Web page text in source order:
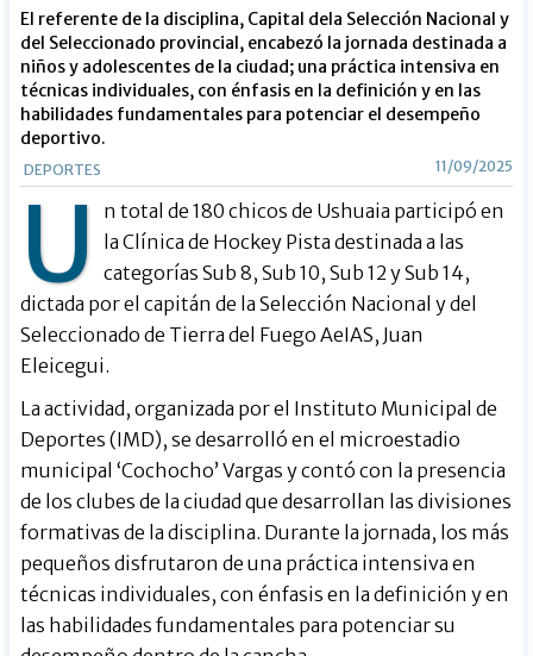
El referente de la disciplina, Capital dela Selección Nacional y
del Seleccionado provincial, encabezó la jornada destinada a
niños y adolescentes de la ciudad; una práctica intensiva en
técnicas individuales, con énfasis en la definición y en las
habilidades fundamentales para potenciar el desempeño
deportivo.
DEPORTES 11/09/2025
U
n total de 180 chicos de Ushuaia participó en
la Clínica de Hockey Pista destinada a las
categorías Sub 8, Sub 10, Sub 12 y Sub 14,
dictada por el capitán de la Selección Nacional y del
Seleccionado de Tierra del Fuego AeIAS, Juan
Eleicegui.
La actividad, organizada por el Instituto Municipal de
Deportes (IMD), se desarrolló en el microestadio
municipal ‘Cochocho’ Vargas y contó con la presencia
de los clubes de la ciudad que desarrollan las divisiones
formativas de la disciplina. Durante la jornada, los más
pequeños disfrutaron de una práctica intensiva en
técnicas individuales, con énfasis en la definición y en
las habilidades fundamentales para potenciar su